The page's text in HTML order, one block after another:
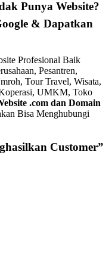
Punya Website?
& Dapatkan
Profesional Baik
Pesantren,
Tour Travel, Wisata,
UMKM, Toko
.com dan Domain
Bisa Menghubungi
Customer”